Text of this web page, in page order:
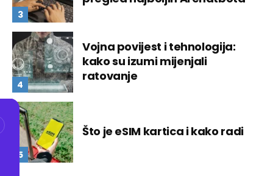
Vojna povijest i tehnologija:
kako su izumi mijenjali
ratovanje
Što je eSIM kartica i kako radi